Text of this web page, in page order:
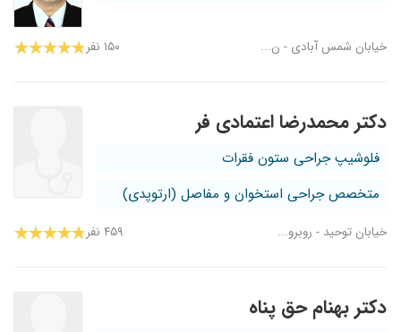
خیابان شمس آبادی - ن... ۱۵۰ نفر
دکتر محمدرضا اعتمادی فر
فلوشیپ جراحی ستون فقرات
متخصص جراحی استخوان و مفاصل (ارتوپدی)
خیابان توحید - روبرو... ۴۵۹ نفر
دکتر بهنام حق پناه